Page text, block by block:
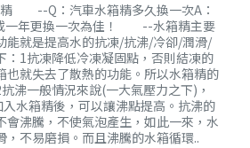
精 --Q：汽車水箱精多久換一次A：
一年更換一次為佳！ --水箱精主要
能就是提高水的抗凍/抗沸/冷卻/潤滑/
：1抗凍降低冷凍凝固點，否則結凍的
也就失去了散熱的功能。所以水箱精的
沸一般情況來說(一大氣壓力之下)，
水箱精後，可以讓沸點提高。抗沸的
會沸騰，不使氣泡產生，如此一來，水
，不易磨損。而且沸騰的水箱循環..